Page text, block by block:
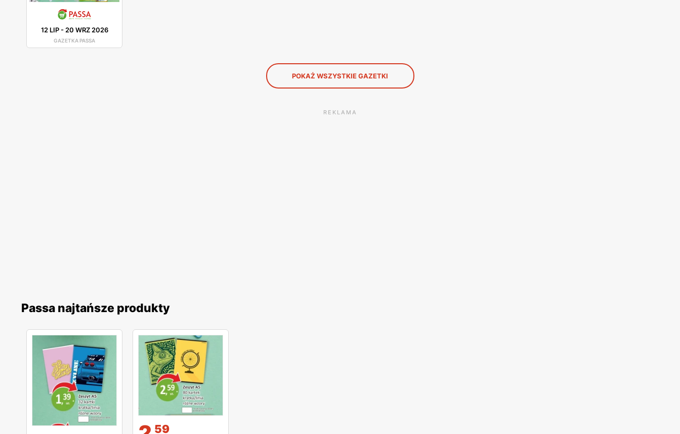
12 LIP- 20 WRZ 2026
GAZETKA PASSA
POKAŻ WSZYSTKIE GAZETKI
REKLAMA
Passa najtańsze produkty
59